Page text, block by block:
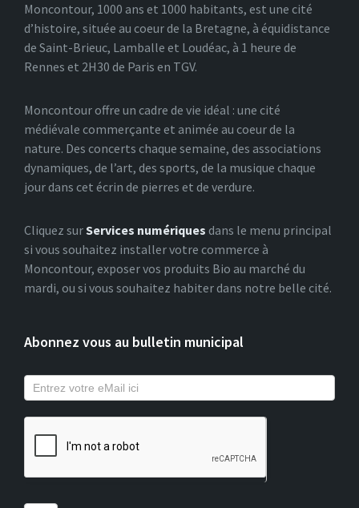
Moncontour, 1000 ans et 1000 habitants, est une cité
d’histoire, située au coeur de la Bretagne, à équidistance
de Saint-Brieuc, Lamballe et Loudéac, à 1 heure de
Rennes et 2H30 de Paris en TGV.
Moncontour offre un cadre de vie idéal : une cité
médiévale commerçante et animée au coeur de la
nature. Des concerts chaque semaine, des associations
dynamiques, de l’art, des sports, de la musique chaque
jour dans cet écrin de pierres et de verdure.
Cliquez surServices numériques dans le menu principal
si vous souhaitez installer votre commerce à
Moncontour, exposer vos produits Bio au marché du
mardi, ou si vous souhaitez habiter dans notre belle cité.
Abonnez vous au bulletin municipal